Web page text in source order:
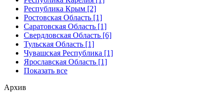
Республика Крым [2]
Ростовская Область [1]
Саратовская Область [1]
Свердловская Область [6]
Тульская Область [1]
Чувашская Республика [1]
Ярославская Область [1]
Показать все
Архив